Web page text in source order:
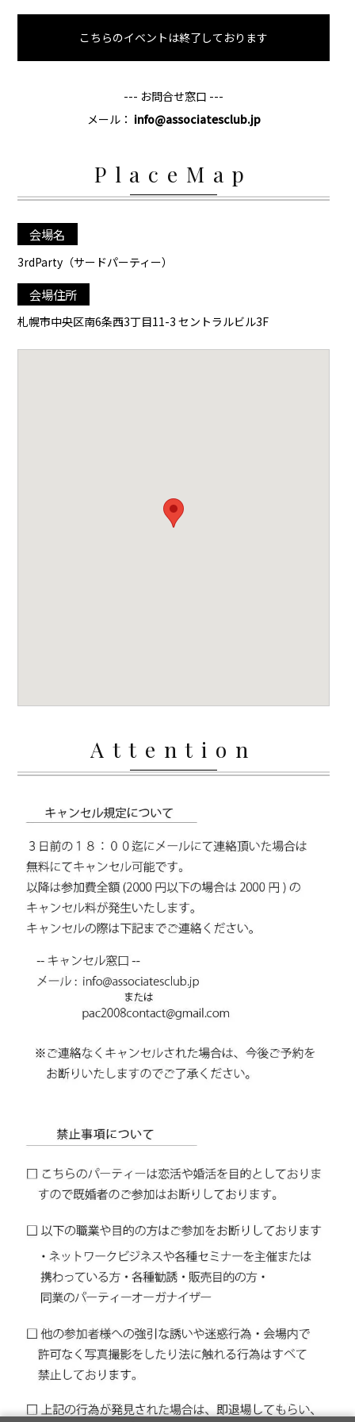
こちらのイベントは終了しております
--- お問合せ窓口 ---
メール： info@associatesclub.jp
PlaceMap
会場名
3rdParty（サードパーティー）
会場住所
札幌市中央区南6条西3丁目11-3 セントラルビル3F
Attention